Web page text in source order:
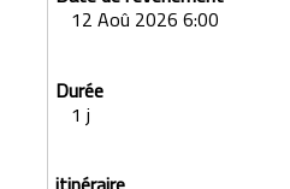
12 Aoû 2026 6:00
1 j